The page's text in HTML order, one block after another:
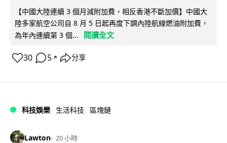
【中國大陸連續 3 個月減附加費，相反香港不斷加價】中國大
陸多家航空公司自 8 月 5 日起再度下調內陸航線燃油附加費，
為年內連續第 3 個...
閱讀全文
30 5 ↗ 分享
科技娛樂 生活科技 區塊鏈
Lawton 20 小時